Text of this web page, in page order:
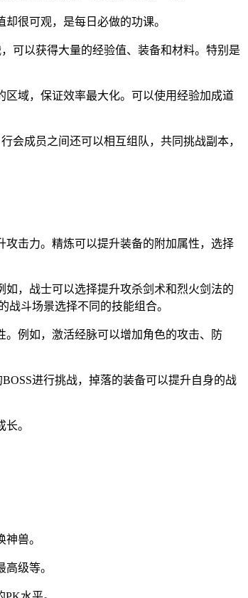
很可观，是每日必做的功课。
可以获得大量的经验值、装备和材料。特别是
域，保证效率最大化。可以使用经验加成道
会成员之间还可以相互组队，共同挑战副本，
击力。精炼可以提升装备的附加属性，选择
，战士可以选择提升攻杀剑术和烈火剑法的
斗场景选择不同的技能组合。
例如，激活经脉可以增加角色的攻击、防
进行挑战，掉落的装备可以提升自身的战
。
兽。
级等。